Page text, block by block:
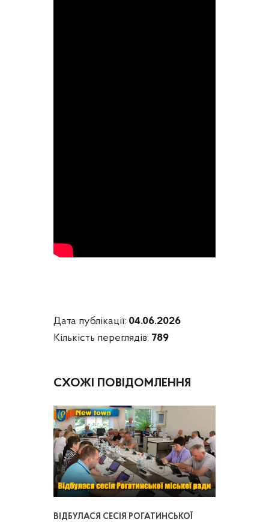
Дата публікації: 04.06.2026
Кількість переглядів: 789
СХОЖІ ПОВІДОМЛЕННЯ
ВІДБУЛАСЯ СЕСІЯ РОГАТИНСЬКОЇ